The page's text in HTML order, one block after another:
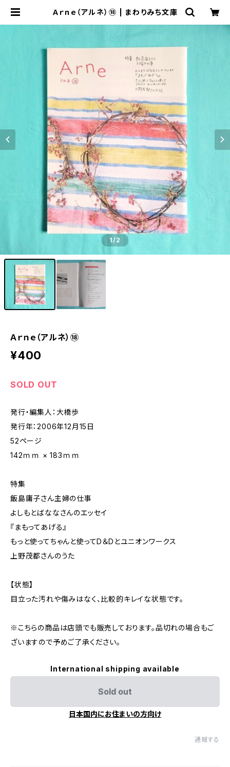
Ａｒｎｅ（アルネ）⑱ | まわりみち文庫
1/2
Ａｒｎｅ（アルネ）⑱
¥400
SOLD OUT
発行・編集人：大橋歩
発行年：2006年12月15日
52ページ
142ｍｍ × 183ｍｍ
特集
飯島庸子さん主婦の仕事
よしもとばななさんのエッセイ
『まもってあげる』
もっと使ってちゃんと使ってD＆Dとユニオンワークス
上野茂都さんのうた
【状態】
目立った汚れや傷みはなく、比較的キレイな状態です。
※こちらの商品は店頭でも販売しております。品切れの場合もご
ざいますので予めご了承ください。
International shipping available
Sold out
日本国内にお住まいの方向け
通報する